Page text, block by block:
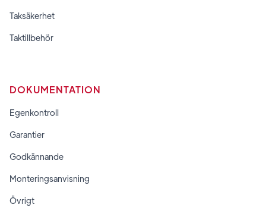
Taksäkerhet
Taktillbehör
DOKUMENTATION
Egenkontroll
Garantier
Godkännande
Monteringsanvisning
Övrigt